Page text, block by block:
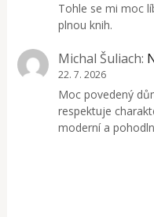
Tohle se mi moc
plnou knih.
Michal Šuliach:
22. 7. 2026
Moc povedený
respektuje
moderní a